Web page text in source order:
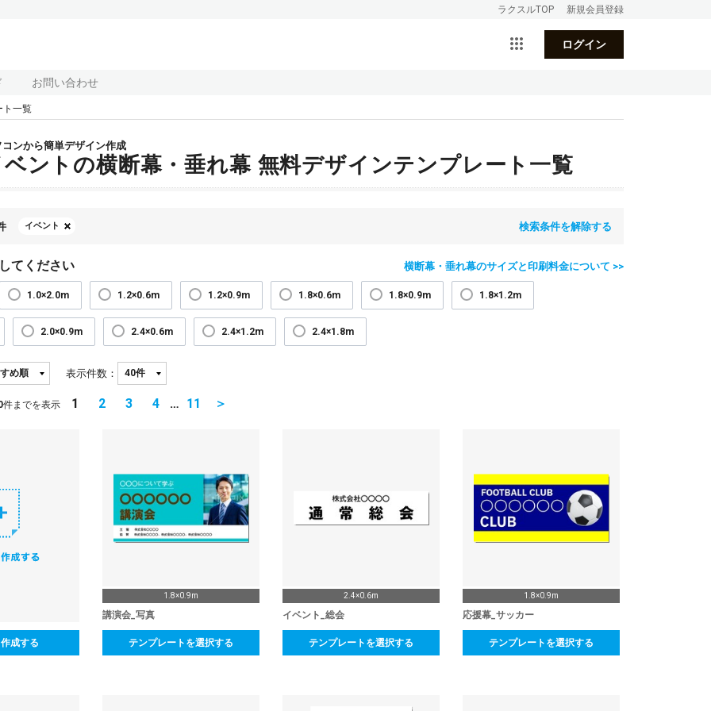
ラクスルTOP 新規会員登録
ログイン
お問い合わせ
ト一覧
コンから簡単デザイン作成
ントの横断幕・垂れ幕 無料デザインテンプレート一覧
イベント 検索条件を解除する
てください 横断幕・垂れ幕のサイズと印刷料金について >>
1.0×2.0m 1.2×0.6m 1.2×0.9m 1.8×0.6m 1.8×0.9m 1.8×1.2m
2.0×0.9m 2.4×0.6m 2.4×1.2m 2.4×1.8m
表示件数：
件までを表示 1 2 3 4 … 11 ＞
成する
1.8×0.9m
講演会_写真
テンプレートを選択する
2.4×0.6m
イベント_総会
テンプレートを選択する
1.8×0.9m
応援幕_サッカー
テンプレートを選択する